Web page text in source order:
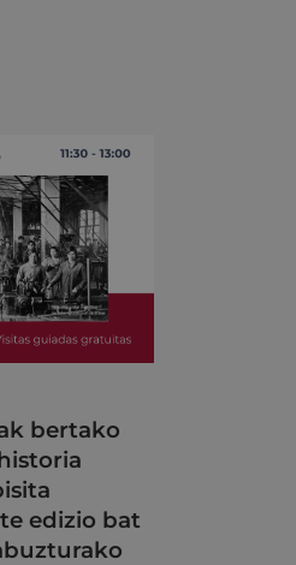
bertako
edizio bat